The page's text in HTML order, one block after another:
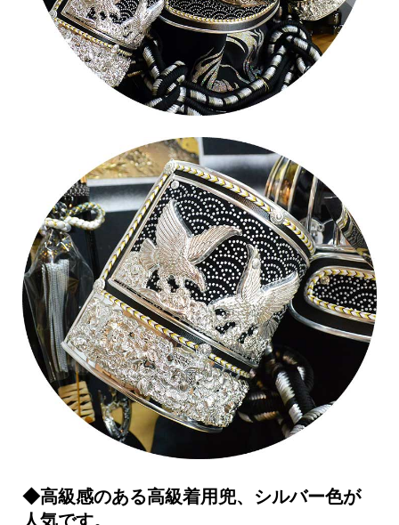
◆高級感のある高級着用兜、シルバー色が